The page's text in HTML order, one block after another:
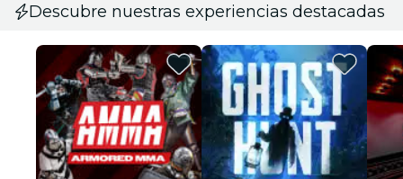
Descubre nuestras experiencias destacadas